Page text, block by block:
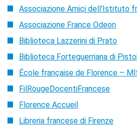
BIBLIOTECA
Catalogo online
Salon de lecture
LIBRAIRIE
FLORENCE
CONSULAT DE
CERCA
Associazione Amici dell’Istituto
Associazione France Odeon
Biblioteca Lazzerini di Prato
Biblioteca Forteguerriana di
École française de Florence –
FilRougeDocentiFrancese
Florence Accueil
Libreria francese di Firenze